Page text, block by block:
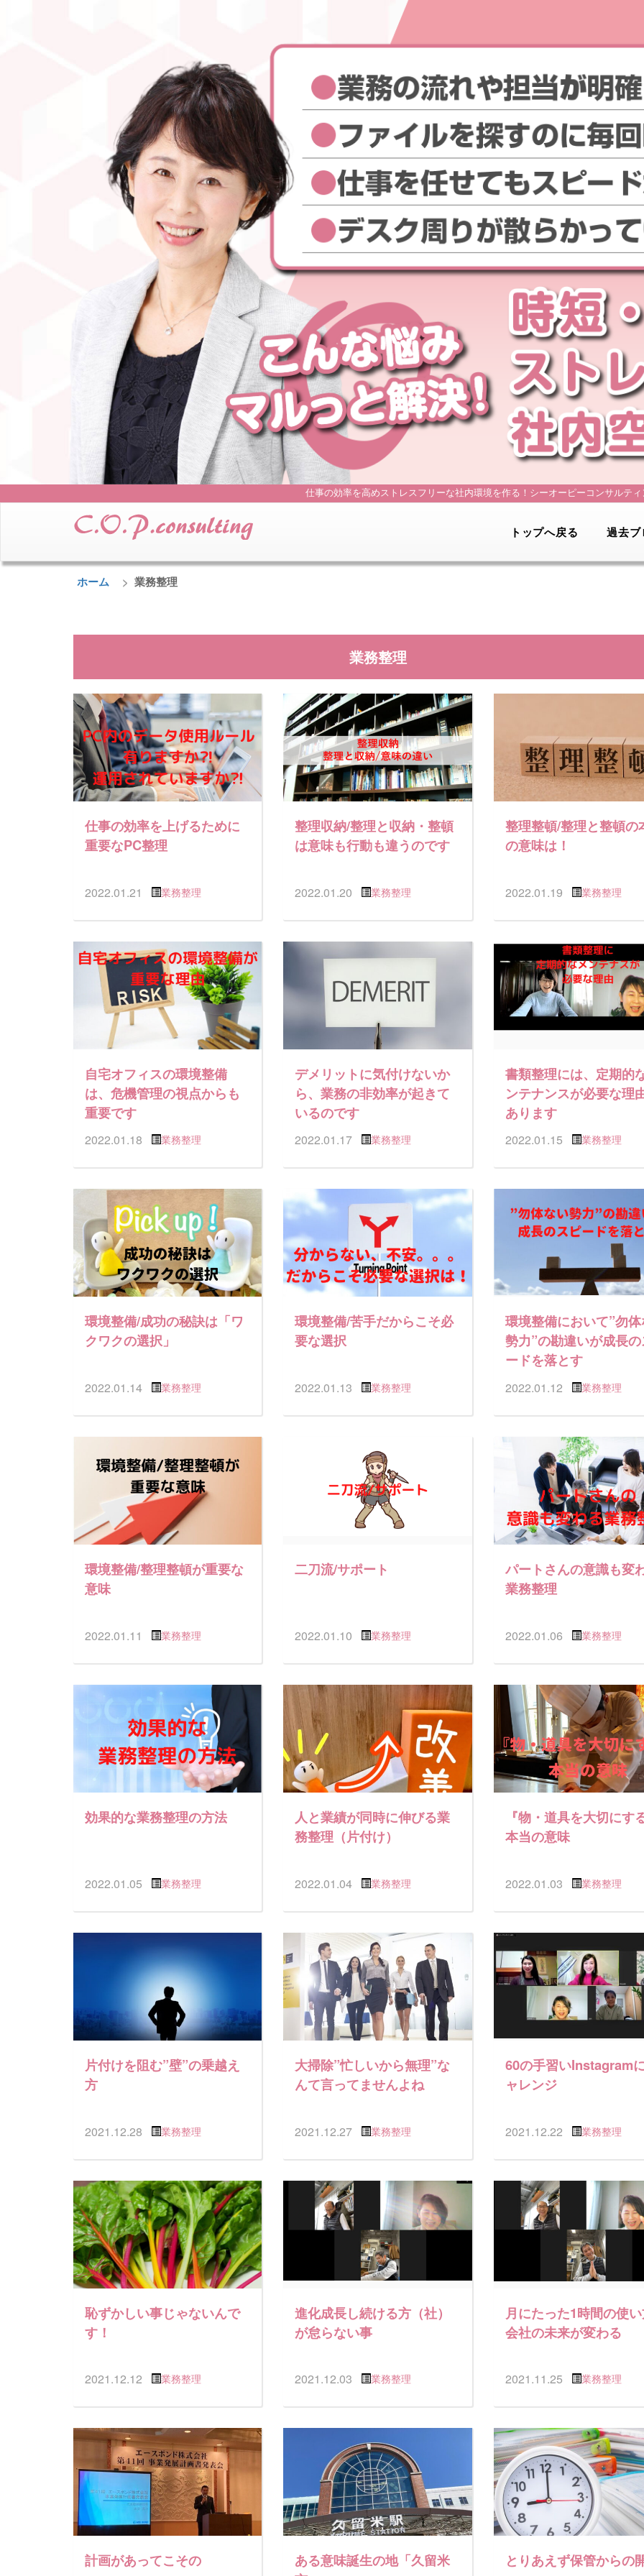
仕事の効率を高めストレスフリーな社内環境を作る！ シーオーピーコンサルテ
トップへ戻る 過去ブ
ホーム 業務整理
業務整理
仕事の効率を上げるために
重要なPC整理
2022.01.21 業務整理
整理収納/整理と収納・整頓
は意味も行動も違うのです
2022.01.20 業務整理
整理整頓/整理と整頓の
の意味は！
2022.01.19 業務整理
自宅オフィスの環境整備
は、危機管理の視点からも
重要です
2022.01.18 業務整理
デメリットに気付けないか
ら、業務の非効率が起きて
いるのです
2022.01.17 業務整理
書類整理には、定期的
ンテナンスが必要な理
あります
2022.01.15 業務整理
環境整備/成功の秘訣は「ワ
クワクの選択」
2022.01.14 業務整理
環境整備/苦手だからこそ必
要な選択
2022.01.13 業務整理
環境整備において”勿
勢力”の勘違いが成長
ードを落とす
2022.01.12 業務整理
環境整備/整理整頓が重要な
意味
2022.01.11 業務整理
二刀流/サポート
2022.01.10 業務整理
パートさんの意識も変
業務整理
2022.01.06 業務整理
効果的な業務整理の方法
2022.01.05 業務整理
人と業績が同時に伸びる業
務整理（片付け）
2022.01.04 業務整理
『物・道具を大切にす
本当の意味
2022.01.03 業務整理
片付けを阻む”壁”の乗越え
方
2021.12.28 業務整理
大掃除”忙しいから無理”な
んて言ってませんよね
2021.12.27 業務整理
60の手習いInstagram
ャレンジ
2021.12.22 業務整理
恥ずかしい事じゃないんで
す！
2021.12.12 業務整理
進化成長し続ける方（社）
が怠らない事
2021.12.03 業務整理
月にたった1時間の使
会社の未来が変わる
2021.11.25 業務整理
計画があってこその
ある意味誕生の地「久留米
とりあえず保管からの